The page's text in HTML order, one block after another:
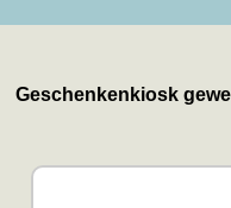
Geschenkenkiosk